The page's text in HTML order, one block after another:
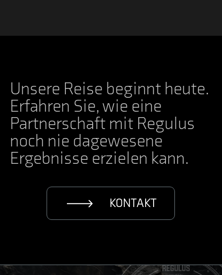
Unsere Reise beginnt heute.
Erfahren Sie, wie eine
Partnerschaft mit Regulus
noch nie dagewesene
Ergebnisse erzielen kann.
KONTAKT